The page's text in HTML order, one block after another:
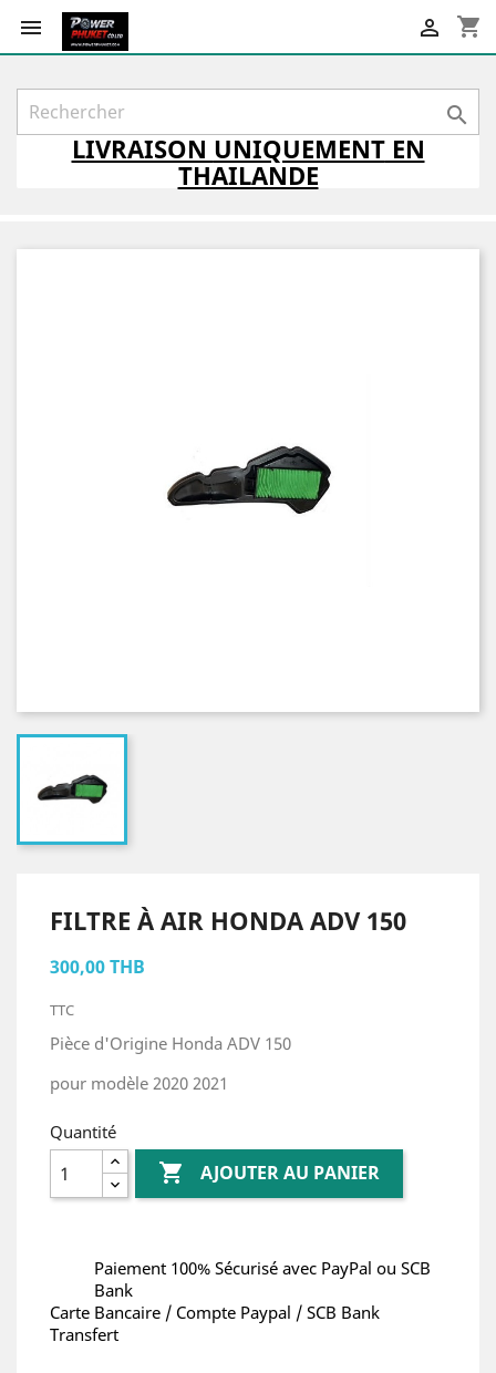
 shopping_cart


LIVRAISON UNIQUEMENTEN
THAILANDE
FILTRE À AIR HONDA ADV 150
300,00 THB
TTC
Pièce d'Origine Honda ADV 150
pour modèle 2020 2021
Quantité
 AJOUTER AU PANIER
Paiement 100% Sécurisé avec PayPal ou SCB
Bank
Carte Bancaire / Compte Paypal / SCB Bank
Transfert